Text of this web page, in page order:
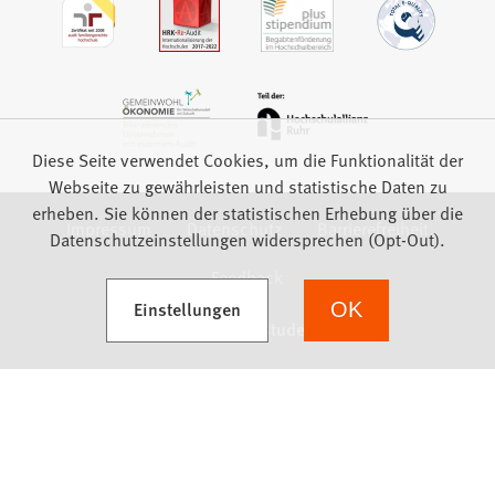
Impressum Datenschutz
Barrierefreiheit
Feedback
Diese Seite verwendet Cookies, um die Funktionalität der
Webseite zu gewährleisten und statistische Daten zu
erheben. Sie können der statistischen Erhebung über die
Datenschutzeinstellungen widersprechen (Opt-Out).
Einstellungen
(Öffnet in einem neuen Tab) OK